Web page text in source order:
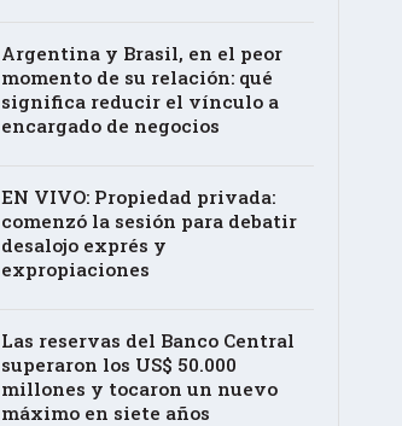
Argentina y Brasil, en el peor
momento de su relación: qué
significa reducir el vínculo a
encargado de negocios
EN VIVO: Propiedad privada:
comenzó la sesión para debatir
desalojo exprés y
expropiaciones
Las reservas del Banco Central
superaron los US$ 50.000
millones y tocaron un nuevo
máximo en siete años